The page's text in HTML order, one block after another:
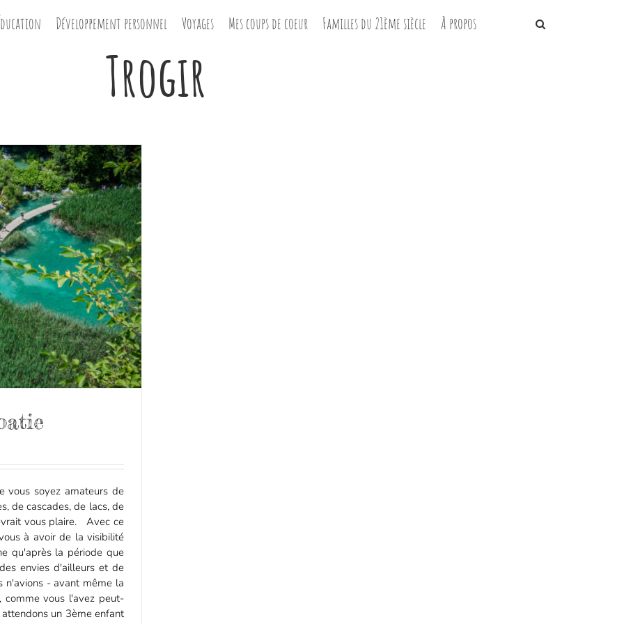
Développement personnel Voyages Mes coups de coeur Familles du 21ème siècle À propos
Trogir
vous soyez amateurs de
de cascades, de lacs, de
vous plaire. Avec ce
à avoir de la visibilité
qu'après la période que
envies d'ailleurs et de
n'avions - avant même la
vous l'avez peut-
un 3ème enfant